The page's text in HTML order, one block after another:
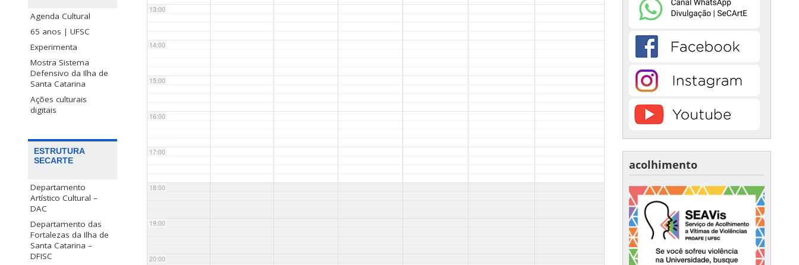
Agenda Cultural
65 anos | UFSC
Experimenta
Mostra Sistema
Defensivo da Ilha de
Santa Catarina
Ações culturais
digitais
ESTRUTURA
SECARTE
Departamento
Artístico Cultural –
DAC
Departamento das
Fortalezas da Ilha de
Santa Catarina –
DFISC
13:00
14:00
15:00
16:00
17:00
18:00
19:00
20:00
acolhimento